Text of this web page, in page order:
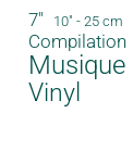
7" 10" - 25 cm
Compilation
Musique
Vinyl